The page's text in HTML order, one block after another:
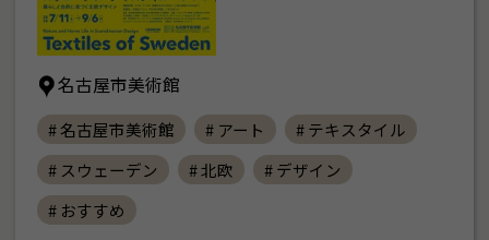
名古屋市美術館
# 名古屋市美術館 # アート
# テキスタイル
# スウェーデン
# 北欧
# デザイン
# おすすめ